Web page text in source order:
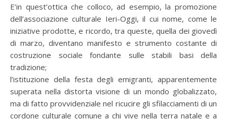
E’in quest’ottica che colloco, ad esempio, la promozione
dell’associazione culturale Ieri-Oggi, il cui nome, come le
iniziative prodotte, e ricordo, tra queste, quella dei giovedì
di marzo, diventano manifesto e strumento costante di
costruzione sociale fondante sulle stabili basi della
tradizione;
l’istituzione della festa degli emigranti, apparentemente
superata nella distorta visione di un mondo globalizzato,
ma di fatto provvidenziale nel ricucire gli sfilacciamenti di un
cordone culturale comune a chi vive nella terra natale e a